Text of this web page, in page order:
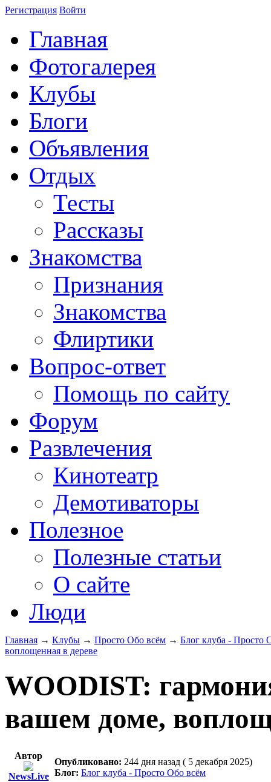
Регистрация Войти
Главная
Фотогалерея
Клубы
Блоги
Объявления
Отдых
Тесты
Рассказы
Знакомства
Признания
Знакомства
Флиртики
Вопрос-ответ
Помощь по сайту
Форум
Развлечения
Кинотеатр
Демотиваторы
Полезное
Полезные статьи
О сайте
Люди
Главная → Клубы → Просто Обо всём → Блог клуба - Просто
воплощенная в дереве
WOODIST:
вашем доме,
Автор
NewsLive
Опубликовано: 244 дня назад ( 5 декабря 2025)
Блог: Блог клуба - Просто Обо всём